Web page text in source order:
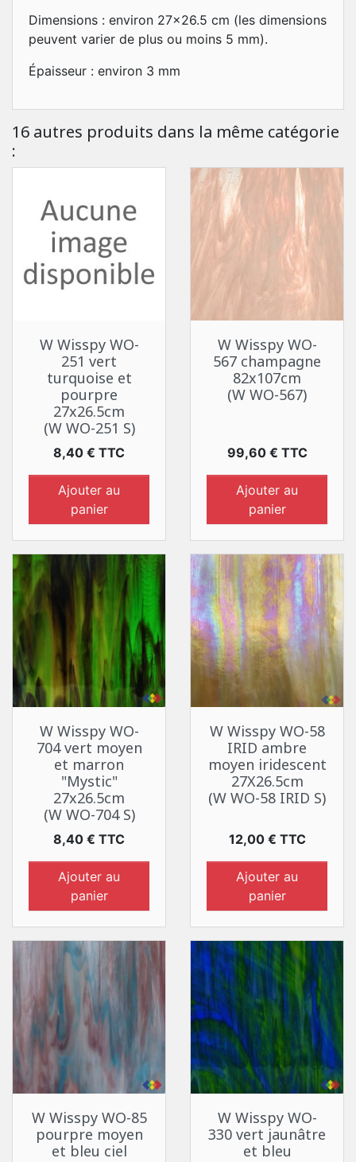
Dimensions : environ 27x26.5 cm (les dimensions
peuvent varier de plus ou moins 5 mm).
Épaisseur : environ 3 mm
16 autres produits dans la même catégorie
:
W Wisspy WO-
251 vert
turquoise et
pourpre
27x26.5cm
(W WO-251 S)
Prix
8,40 € TTC
Ajouter au
panier
W Wisspy WO-
567 champagne
82x107cm
(W WO-567)
Prix
99,60 € TTC
Ajouter au
panier
W Wisspy WO-
704 vert moyen
et marron
"Mystic"
27x26.5cm
(W WO-704 S)
Prix
8,40 € TTC
Ajouter au
panier
W Wisspy WO-58
IRID ambre
moyen iridescent
27X26.5cm
(W WO-58 IRID S)
Prix
12,00 € TTC
Ajouter au
panier
W Wisspy WO-85
pourpre moyen
et bleu ciel
W Wisspy WO-
330 vert jaunâtre
et bleu